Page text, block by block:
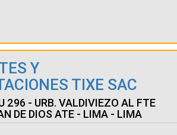
Y
TIXE SAC
296 - URB. VALDIVIEZO AL FTE
DE DIOS ATE - LIMA - LIMA